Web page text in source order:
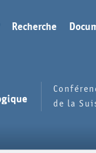
Recherche
de la